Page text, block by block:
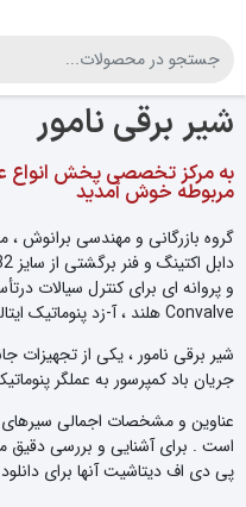
شیر برقی نامور
به مرکز تخصصی پخش انواع
مربوطه خوش آمدید
گروه بازرگانی و مهندسی برانوش ،
و پروانه ای برای کنترل سیالات
Convalve هلند ، آ-زد پنوماتیک ایتالیا و آوموتو Aumuto .
شیر برقی نامور ، یکی از
جریان باد کمپرسور به عملگر
عناوین و مشخصات اجمالی سیرهای
است . برای آشنایی و بررسی
پی دی اف دیتاشیت آنها برای